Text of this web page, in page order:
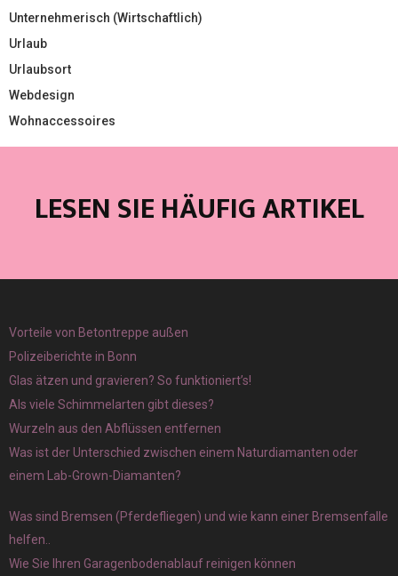
Unternehmerisch (Wirtschaftlich)
Urlaub
Urlaubsort
Webdesign
Wohnaccessoires
LESEN SIE HÄUFIG ARTIKEL
Vorteile von Betontreppe außen
Polizeiberichte in Bonn
Glas ätzen und gravieren? So funktioniert’s!
Als viele Schimmelarten gibt dieses?
Wurzeln aus den Abflüssen entfernen
Was ist der Unterschied zwischen einem Naturdiamanten oder
einem Lab-Grown-Diamanten?
Was sind Bremsen (Pferdefliegen) und wie kann einer Bremsenfalle
helfen..
Wie Sie Ihren Garagenbodenablauf reinigen können